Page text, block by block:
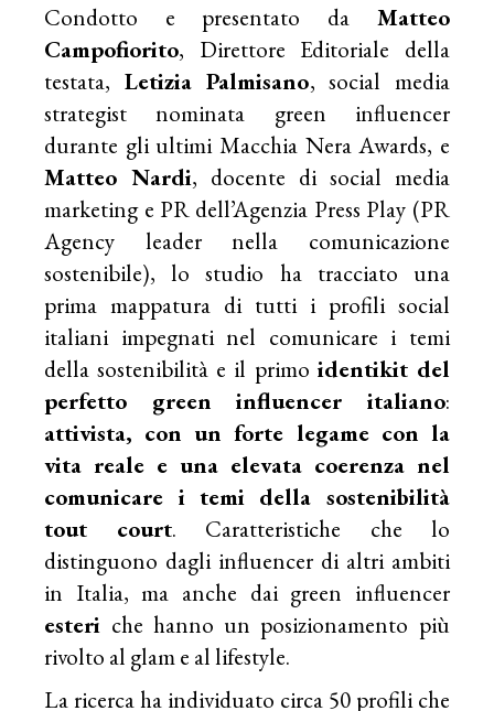
Condotto e presentato da Matteo
Campofiorito, Direttore Editoriale della
testata, Letizia Palmisano, social media
strategist nominata green influencer
durante gli ultimi Macchia Nera Awards, e
Matteo Nardi, docente di social media
marketing e PR dell’Agenzia Press Play (PR
Agency leader nella comunicazione
sostenibile), lo studio ha tracciato una
prima mappatura di tutti i profili social
italiani impegnati nel comunicare i temi
della sostenibilità e il primo identikit del
perfetto green influencer italiano:
attivista, con un forte legame con la
vita reale e una elevata coerenza nel
comunicare i temi della sostenibilità
tout court. Caratteristiche che lo
distinguono dagli influencer di altri ambiti
in Italia, ma anche dai green influencer
esteri che hanno un posizionamento più
rivolto al glam e al lifestyle.
La ricerca ha individuato circa 50 profili che